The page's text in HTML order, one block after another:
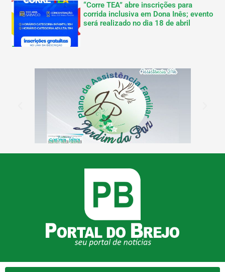
“Corre TEA” abre inscrições para
corrida inclusiva em Dona Inês; evento
será realizado no dia 18 de abril